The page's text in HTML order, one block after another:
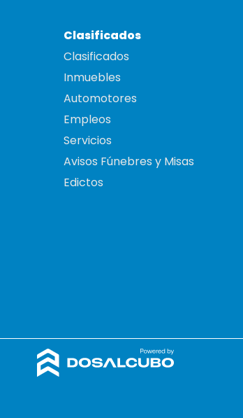
Clasificados
Clasificados
Inmuebles
Automotores
Empleos
Servicios
Avisos Fúnebres y Misas
Edictos